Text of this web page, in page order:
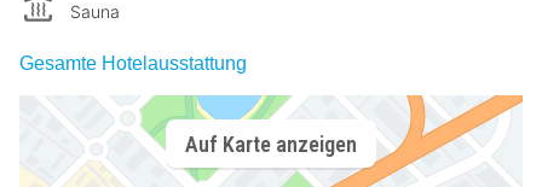
Sauna
Gesamte Hotelausstattung
Auf Karte anzeigen